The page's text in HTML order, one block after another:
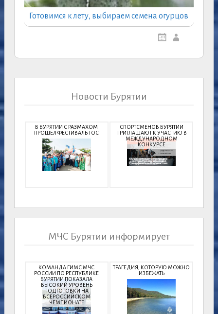
Готовимся к лету, выбираем семена огурцов
Новости Бурятии
В БУРЯТИИ С РАЗМАХОМ
ПРОШЕЛ ФЕСТИВАЛЬ ТОС
СПОРТСМЕНОВ БУРЯТИИ
ПРИГЛАШАЮТ К УЧАСТИЮ В
МЕЖДУНАРОДНОМ
КОНКУРСЕ
МЧС Бурятии информирует
КОМАНДА ГИМС МЧС
РОССИИ ПО РЕСПУБЛИКЕ
БУРЯТИИ ПОКАЗАЛА
ВЫСОКИЙ УРОВЕНЬ
ПОДГОТОВКИ НА
ВСЕРОССИЙСКОМ
ЧЕМПИОНАТЕ
ТРАГЕДИЯ, КОТОРУЮ МОЖНО
ИЗБЕЖАТЬ